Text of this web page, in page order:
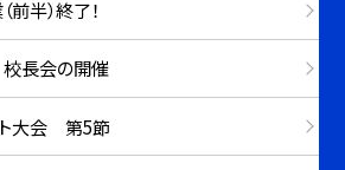
半）終了！
長会の開催
大会 第5節